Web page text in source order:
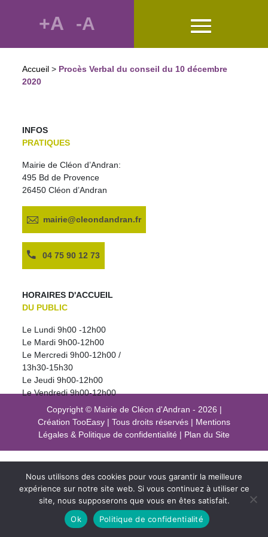
+A -A
Accueil > Procès Verbal du conseil du 10 décembre
2020
INFOS
PRATIQUES
Mairie de Cléon d’Andran:
495 Bd de Provence
26450 Cléon d’Andran
mairie@cleondandran.fr
04 75 90 12 73
HORAIRES D'ACCUEIL
DU PUBLIC
Le Lundi 9h00 -12h00
Le Mardi 9h00-12h00
Le Mercredi 9h00-12h00 /
13h30-15h30
Le Jeudi 9h00-12h00
Le Vendredi 9h00-12h00
Copyright © Mairie de Cléon d'Andran - 2026 |
Création TooEasy | Tous droits réservés | Mentions
Légales & Politique de confidentialité | Plan du Site
Nous utilisons des cookies pour vous garantir la meilleure
expérience sur notre site web. Si vous continuez à utiliser ce
site, nous supposerons que vous en êtes satisfait.
Ok
Politique de confidentialité